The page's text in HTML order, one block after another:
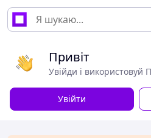
Привіт
Увійди і використовуй
Увійти